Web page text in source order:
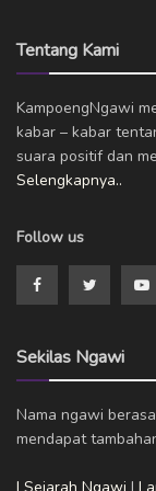
Tentang Kami
KampoengNgawi
kabar – kabar
suara positif dan
Selengkapnya..
Follow us
Sekilas Ngawi
Nama ngawi
mendapat